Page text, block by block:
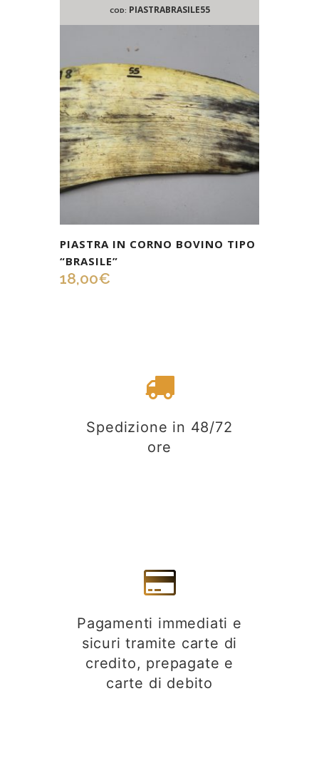
COD: PIASTRABRASILE55
PIASTRA IN CORNO BOVINO TIPO
“BRASILE”
18,00€
Spedizione in 48/72
ore
Pagamenti immediati e
sicuri tramite carte di
credito, prepagate e
carte di debito